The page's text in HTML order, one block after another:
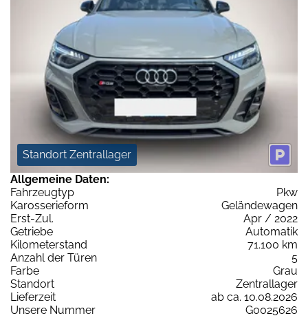
Standort Zentrallager
Allgemeine Daten:
Fahrzeugtyp
Pkw
Karosserieform
Geländewagen
Erst-Zul.
Apr / 2022
Getriebe
Automatik
Kilometerstand
71.100 km
Anzahl der Türen
5
Farbe
Grau
Standort
Zentrallager
Lieferzeit
ab ca. 10.08.2026
Unsere Nummer
G0025626